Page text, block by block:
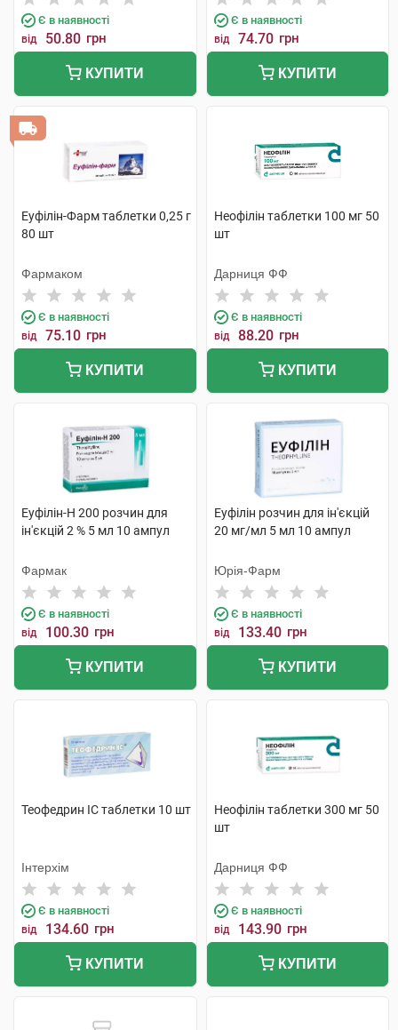
Є в наявності
від 50.80 грн
КУПИТИ
Є в наявності
від 74.70 грн
КУПИТИ
Еуфілін-Фарм таблетки 0,25 г
80 шт
Фармаком
Є в наявності
від 75.10 грн
КУПИТИ
Неофілін таблетки 100 мг 50
шт
Дарниця ФФ
Є в наявності
від 88.20 грн
КУПИТИ
Еуфілін-Н 200 розчин для
ін'єкцій 2 % 5 мл 10 ампул
Фармак
Є в наявності
від 100.30 грн
КУПИТИ
Еуфілін розчин для ін'єкцій
20 мг/мл 5 мл 10 ампул
Юрія-Фарм
Є в наявності
від 133.40 грн
КУПИТИ
Теофедрин IC таблетки 10 шт
Інтерхім
Є в наявності
від 134.60 грн
КУПИТИ
Неофілін таблетки 300 мг 50
шт
Дарниця ФФ
Є в наявності
від 143.90 грн
КУПИТИ